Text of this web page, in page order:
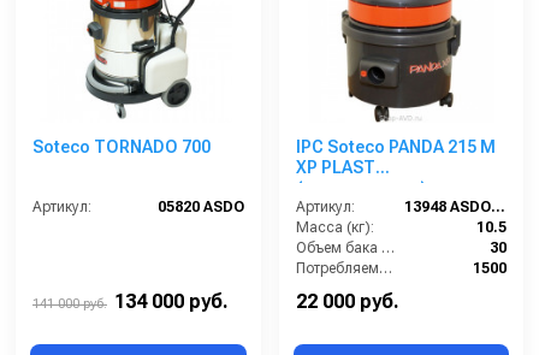
Soteco TORNADO 700
Артикул: 05820 ASDO
141 000 руб. 134 000 руб.
IPC Soteco PANDA 215 M
XP PLAST
(пылеводосос)
Артикул:
13948 ASDO (зам. 09605 ASDO)
Масса (кг):
10.5
Объем бака (л):
30
Потребляемая мощность (Вт):
1500
22 000 руб.